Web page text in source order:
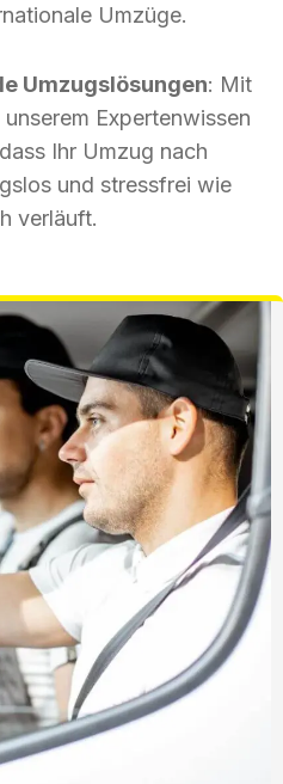
Umzüge.
Umzugslösungen: Mit
Expertenwissen
Ihr Umzug nach
und stressfrei wie
verläuft.